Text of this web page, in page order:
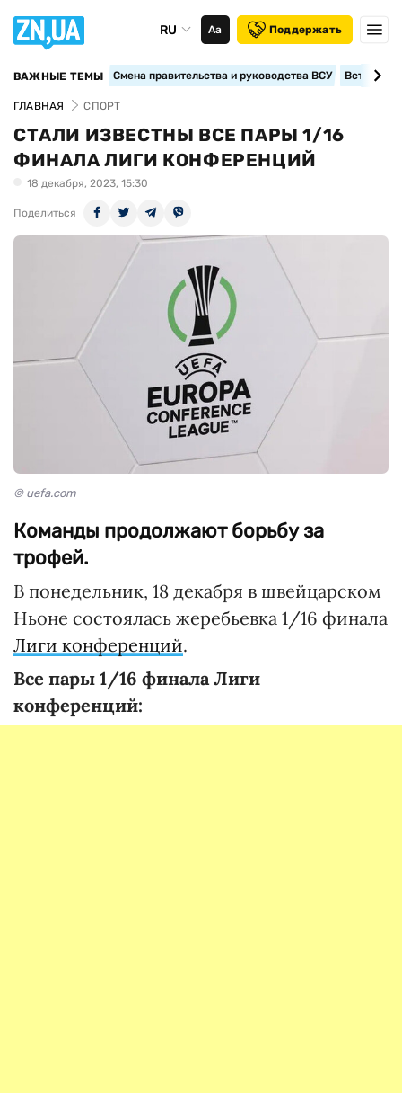
RU Аа Поддержать
ВАЖНЫЕ ТЕМЫ Смена правительства и руководства ВСУ
ГЛАВНАЯ СПОРТ
СТАЛИ ИЗВЕСТНЫ ВСЕ ПАРЫ 1/16
ФИНАЛА ЛИГИ КОНФЕРЕНЦИЙ
18 декабря, 2023, 15:30
Поделиться
© uefa.com
Команды продолжают борьбу за
трофей.
В понедельник, 18 декабря в швейцарском
Ньоне состоялась жеребьевка 1/16 финала
Лиги конференций.
Все пары 1/16 финала Лиги
конференций: